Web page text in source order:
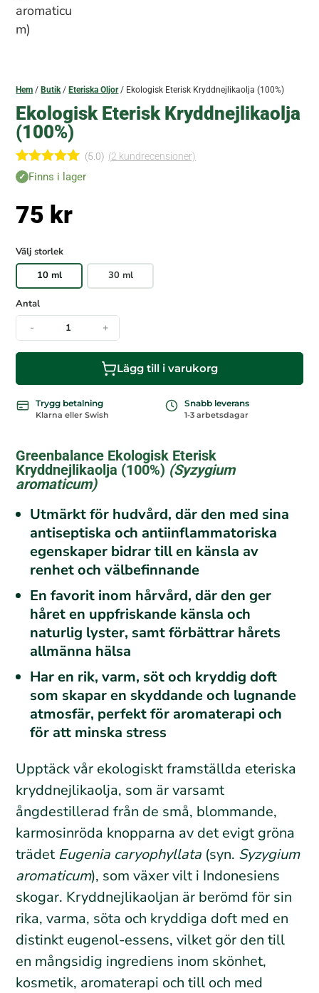
Hem / Butik/ Eteriska Oljor/ Ekologisk Eterisk Kryddnejlikaolja (100%)
Ekologisk Eterisk Kryddnejlikaolja
(100%)
Betygsatt
5.00
kundrecen
sioner
(5.0) (2 kundrecensioner)
Finns i lager
75 kr
Välj storlek
10 ml
30 ml
Antal
- +
Lägg till i varukorg
Trygg betalning
Klarna eller Swish
Snabb leverans
1-3 arbetsdagar
Greenbalance Ekologisk Eterisk
Kryddnejlikaolja (100%) (Syzygium
aromaticum)
Utmärkt för hudvård, där den med sina
antiseptiska och antiinflammatoriska
egenskaper bidrar till en känsla av
renhet och välbefinnande
En favorit inom hårvård, där den ger
håret en uppfriskande känsla och
naturlig lyster, samt förbättrar hårets
allmänna hälsa
Har en rik, varm, söt och kryddig doft
som skapar en skyddande och lugnande
atmosfär, perfekt för aromaterapi och
för att minska stress
Upptäck vår ekologiskt framställda eteriska
kryddnejlikaolja, som är varsamt
ångdestillerad från de små, blommande,
karmosinröda knopparna av det evigt gröna
trädet Eugenia caryophyllata (syn. Syzygium
aromaticum), som växer vilt i Indonesiens
skogar. Kryddnejlikaoljan är berömd för sin
rika, varma, söta och kryddiga doft med en
distinkt eugenol-essens, vilket gör den till
en mångsidig ingrediens inom skönhet,
kosmetik, aromaterapi och till och med